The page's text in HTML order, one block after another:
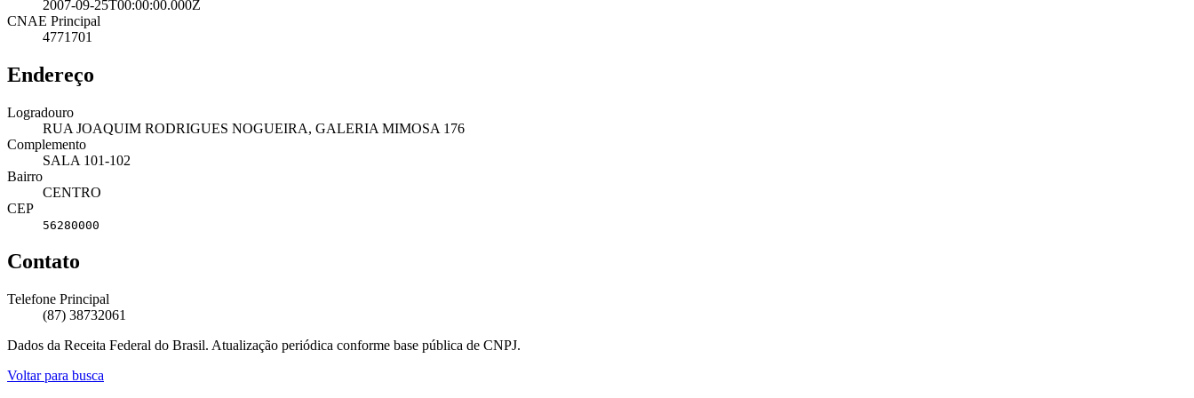
2007-09-25T00:00:00.000Z
CNAE Principal
4771701
Endereço
Logradouro
RUA JOAQUIM RODRIGUES NOGUEIRA, GALERIA MIMOSA 176
Complemento
SALA 101-102
Bairro
CENTRO
CEP
56280000
Contato
Telefone Principal
(87) 38732061
Dados da Receita Federal do Brasil. Atualização periódica conforme base pública de CNPJ.
Voltar para busca